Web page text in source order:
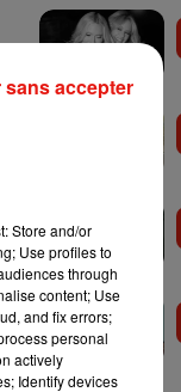
Store and/or
Use profiles to
through
content; Use
and fix errors;
personal
actively
Identify devices
accepter